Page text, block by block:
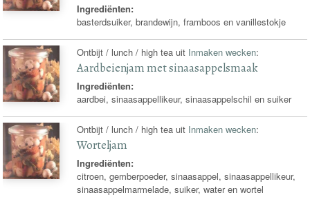
Ingrediënten:
basterdsuiker, brandewijn, framboos en vanillestokje
Ontbijt / lunch / high tea uit Inmaken wecken:
Aardbeienjam met sinaasappelsmaak
Ingrediënten:
aardbei, sinaasappellikeur, sinaasappelschil en suiker
Ontbijt / lunch / high tea uit Inmaken wecken:
Worteljam
Ingrediënten:
citroen, gemberpoeder, sinaasappel, sinaasappellikeur,
sinaasappelmarmelade, suiker, water en wortel